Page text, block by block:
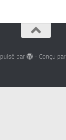
par - Conçu par